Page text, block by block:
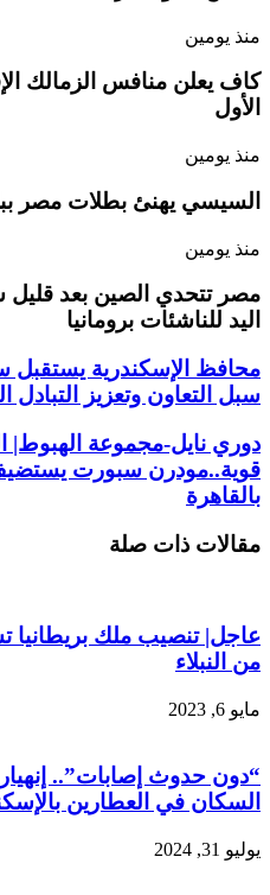
منذ يومين
كاف يعلن منافس الزمالك
الأول
منذ يومين
السيسي يهنئ بطلات مصر
منذ يومين
مصر تتحدي الصين بعد قليل
اليد للناشئات برومانيا
محافظ الإسكندرية يستقبل
سبل التعاون وتعزيز التبادل
قوية..مودرن سبورت
بالقاهرة
مقالات ذات صلة
من النبلاء
مايو 6, 2023
“دون حدوث إصابات”..
السكان في العطارين
يوليو 31, 2024